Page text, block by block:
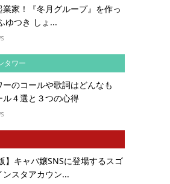
家！『冬月グループ』を作っ
ゆつき しょ...
タワー
のコールや歌詞はどんなも
４選と３つの心得
】キャバ嬢SNSに登場するスゴ
スタアカウン...